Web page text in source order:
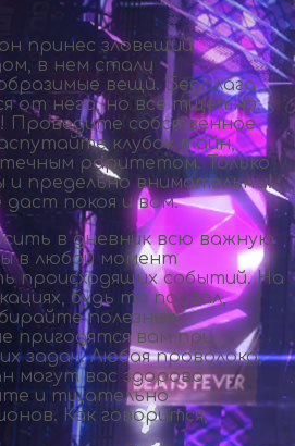
принес зловещий
в нем стали
вещи. Бедолага
от него, но все тщетно:
Проведите собственное
клубок тайн,
раритетом. Только
предельно внимательны!
покоя и вам.
в дневник всю важную
в любой момент
происходящих событий. На
будь то подвал,
полезные
пригодятся вам при
задач. Любая проволока,
могут вас здорово
и тщательно
Как говорится,